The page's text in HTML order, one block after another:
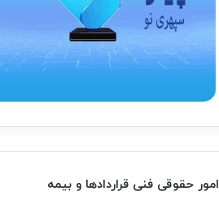
امور حقوقی فنی قراردادها و بیمه